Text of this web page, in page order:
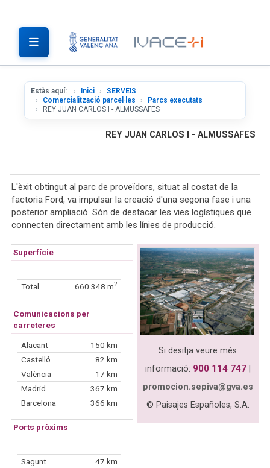
Estàs aquí: Inici
SERVEIS
Comercialització parcel·les
Parcs executats
REY JUAN CARLOS I - ALMUSSAFES
REY JUAN CARLOS I - ALMUSSAFES
L'èxit obtingut al parc de proveïdors, situat al costat de la
factoria Ford, va impulsar la creació d'una segona fase i una
posterior ampliació. Són de destacar les vies logístiques que
connecten directament amb les línies de producció.
Superfície
Total 660.348 m2
Comunicacions per
carreteres
Alacant
150 km
Castelló
82 km
València
17 km
Madrid
367 km
Barcelona
366 km
Ports pròxims
Sagunt
47 km
Si desitja veure més
informació: 900 114 747|
promocion.sepiva@gva.es
© Paisajes Españoles, S.A.